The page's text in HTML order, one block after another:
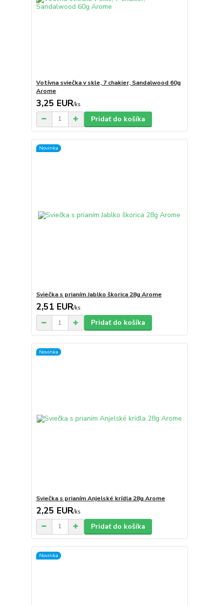
Votívna sviečka v skle, 7 chakier, Sandalwood 60g
Arome
3,25 EUR/ks
Pridať do košíka
Novinka
Sviečka s prianím Jablko škorica 28g Arome
2,51 EUR/ks
Pridať do košíka
Novinka
Sviečka s prianím Anjelské krídla 28g Arome
2,25 EUR/ks
Pridať do košíka
Novinka